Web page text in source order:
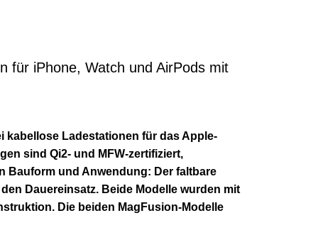
für iPhone, Watch und AirPods mit
kabellose Ladestationen für das Apple-
sind Qi2- und MFW-zertifiziert,
Bauform und Anwendung: Der faltbare
Dauereinsatz. Beide Modelle wurden mit
Die beiden MagFusion-Modelle